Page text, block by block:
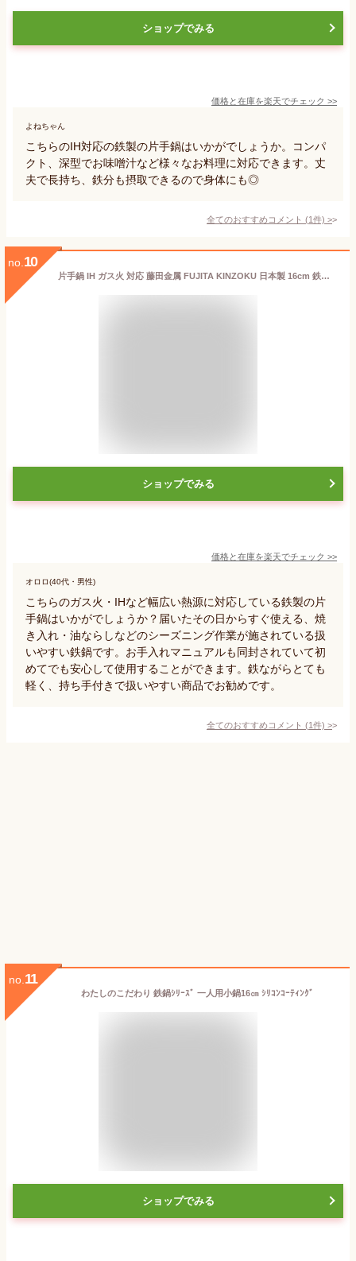
ショップでみる
価格と在庫を楽天でチェック >>
よねちゃん
こちらのIH対応の鉄製の片手鍋はいかがでしょうか。コンパ
クト、深型でお味噌汁など様々なお料理に対応できます。丈
夫で長持ち、鉄分も摂取できるので身体にも◎
全てのおすすめコメント (1件) >
no. 10
片手鍋 IH ガス火 対応 藤田金属 FUJITA KINZOKU 日本製 16cm 鉄鍋 鉄製 鉄器 フライパン 今日を元気にする お味噌汁パン 味噌汁 みそ汁 鉄分補給 貧血 シーズニング不要 油ならし不要 くっつかない 錆びにくい シンプル 手入れ 簡単 ウォルナット ブナ 天然木
ショップでみる
価格と在庫を楽天でチェック >>
オロロ(40代・男性)
こちらのガス火・IHなど幅広い熱源に対応している鉄製の片
手鍋はいかがでしょうか？届いたその日からすぐ使える、焼
き入れ・油ならしなどのシーズニング作業が施されている扱
いやすい鉄鍋です。お手入れマニュアルも同封されていて初
めてでも安心して使用することができます。鉄ながらとても
軽く、持ち手付きで扱いやすい商品でお勧めです。
全てのおすすめコメント (1件) >
no. 11
わたしのこだわり 鉄鍋ｼﾘｰｽﾞ 一人用小鍋16㎝ ｼﾘｺﾝｺｰﾃｨﾝｸﾞ
ショップでみる